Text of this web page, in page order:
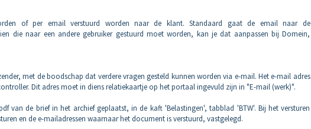
of per email verstuurd worden naar de klant. Standaard gaat de email naar de
die naar een andere gebruiker gestuurd moet worden, kan je dat aanpassen bij Domein,
met de boodschap dat verdere vragen gesteld kunnen worden via e-mail. Het e-mail adres
Dit adres moet in diens relatiekaartje op het portaal ingevuld zijn in "E-mail (werk)".
van de brief in het archief geplaatst, in de kaft 'Belastingen', tabblad 'BTW'. Bij het versturen
en de e-mailadressen waarnaar het document is verstuurd, vastgelegd.